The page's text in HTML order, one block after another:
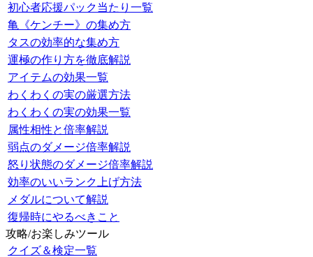
初心者応援パック当たり一覧
亀《ケンチー》の集め方
タスの効率的な集め方
運極の作り方を徹底解説
アイテムの効果一覧
わくわくの実の厳選方法
わくわくの実の効果一覧
属性相性と倍率解説
弱点のダメージ倍率解説
怒り状態のダメージ倍率解説
効率のいいランク上げ方法
メダルについて解説
復帰時にやるべきこと
攻略/お楽しみツール
クイズ＆検定一覧